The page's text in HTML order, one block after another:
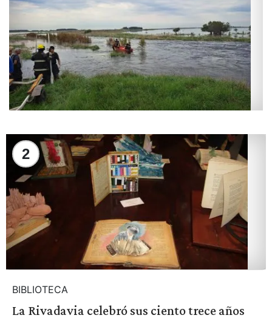
2
BIBLIOTECA
La Rivadavia celebró sus ciento trece años